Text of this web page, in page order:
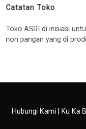
Catatan Toko
Toko ASRI di inisiasi
non pangan yang di
Hubungi Kami Ku Ka